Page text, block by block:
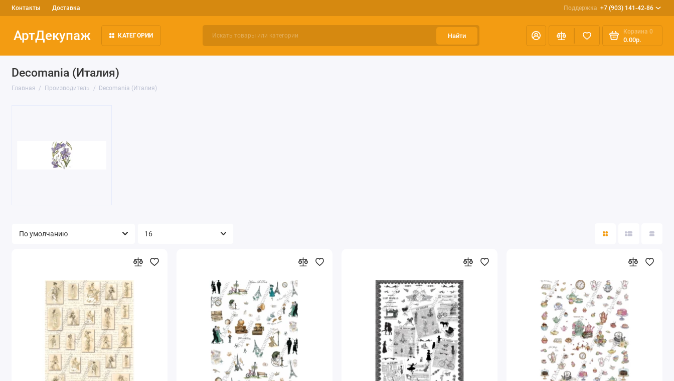
Контакты Доставка Поддержка +7 (903) 141-42-86
АртДекупаж КАТЕГОРИИ Найти
Корзина 0
0.00р.
Decomania (Италия)
Главная Производитель Decomania (Италия)